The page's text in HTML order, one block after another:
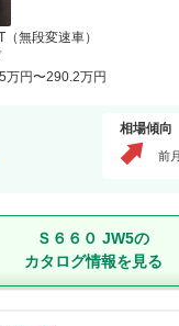
（無段変速車）
万円〜290.2万円
相場傾向
前
Ｓ６６０ JW5の
カタログ情報を見る